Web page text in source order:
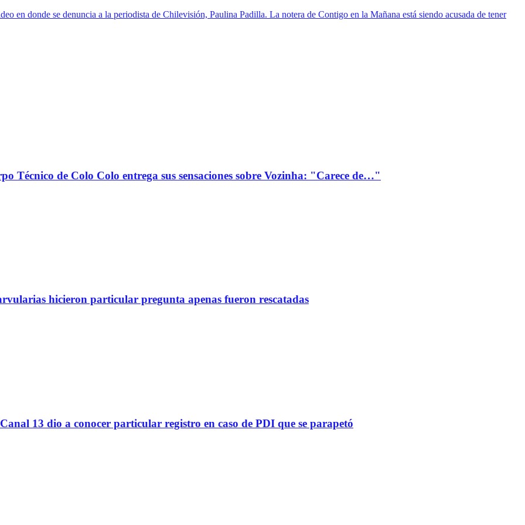
en donde se denuncia a la periodista de Chilevisión, Paulina Padilla. La notera de Contigo en la Mañana está siendo acusada de tener
de Colo Colo entrega sus sensaciones sobre Vozinha: "Carece de…"
hicieron particular pregunta apenas fueron rescatadas
13 dio a conocer particular registro en caso de PDI que se parapetó